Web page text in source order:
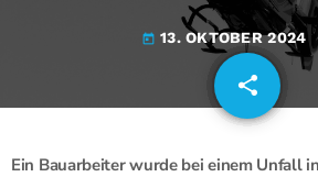
today 13. OKTOBER 2024
share
email
Ein Bauarbeiter wurde bei einem Unfall